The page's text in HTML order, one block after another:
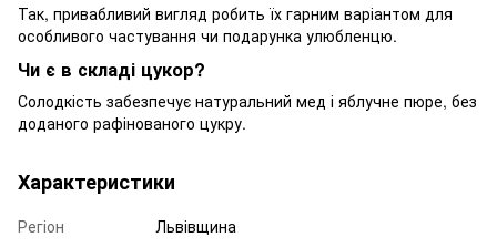
Так, привабливий вигляд робить їх гарним варіантом для
особливого частування чи подарунка улюбленцю.
Чи є в складі цукор?
Солодкість забезпечує натуральний мед і яблучне пюре, без
доданого рафінованого цукру.
Характеристики
Регіон Львівщина